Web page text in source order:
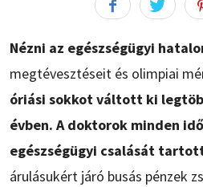
Nézni az egészségügyi
megtévesztéseit és olimpiai
óriási sokkot váltott ki
évben. A doktorok minden
egészségügyi csalását
árulásukért járó busás pénzek